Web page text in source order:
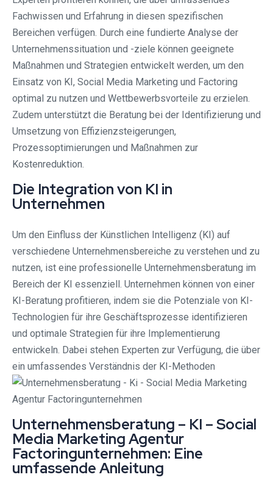
Fachwissen und Erfahrung in diesen spezifischen
Bereichen verfügen. Durch eine fundierte Analyse der
Unternehmenssituation und -ziele können geeignete
Maßnahmen und Strategien entwickelt werden, um den
Einsatz von KI, Social Media Marketing und Factoring
optimal zu nutzen und Wettbewerbsvorteile zu erzielen.
Zudem unterstützt die Beratung bei der Identifizierung und
Umsetzung von Effizienzsteigerungen,
Prozessoptimierungen und Maßnahmen zur
Kostenreduktion.
Die Integration von KI in
Unternehmen
Um den Einfluss der Künstlichen Intelligenz (KI) auf
verschiedene Unternehmensbereiche zu verstehen und zu
nutzen, ist eine professionelle Unternehmensberatung im
Bereich der KI essenziell. Unternehmen können von einer
KI-Beratung profitieren, indem sie die Potenziale von KI-
Technologien für ihre Geschäftsprozesse identifizieren
und optimale Strategien für ihre Implementierung
entwickeln. Dabei stehen Experten zur Verfügung, die über
ein umfassendes Verständnis der KI-Methoden
Unternehmensberatung – KI – Social
Media Marketing Agentur
Factoringunternehmen: Eine
umfassende Anleitung